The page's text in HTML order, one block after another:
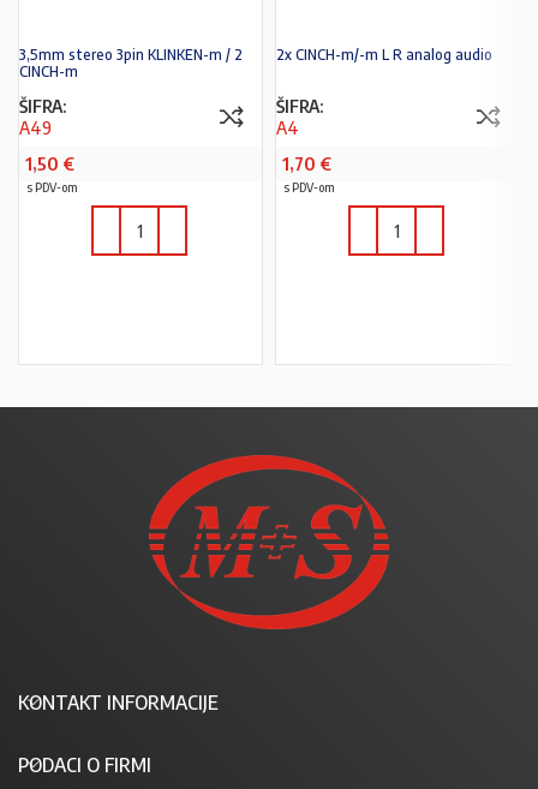
3,5mm stereo 3pin KLINKEN-m / 2
CINCH-m
ŠIFRA:
A49
1,50 €
s PDV-om
2x CINCH-m/-m L R analog audio
ŠIFRA:
A4
1,70 €
s PDV-om
KONTAKT INFORMACIJE
PODACI O FIRMI